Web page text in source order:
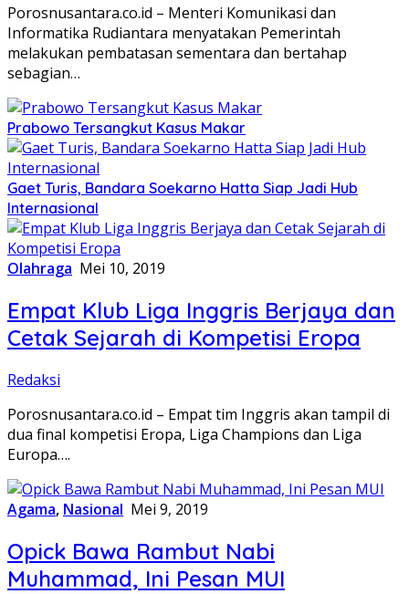
Porosnusantara.co.id – Menteri Komunikasi dan
Informatika Rudiantara menyatakan Pemerintah
melakukan pembatasan sementara dan bertahap
sebagian…
Prabowo Tersangkut Kasus Makar
Gaet Turis, Bandara Soekarno Hatta Siap Jadi Hub
Internasional
Olahraga Mei 10, 2019
Empat Klub Liga Inggris Berjaya dan
Cetak Sejarah di Kompetisi Eropa
Redaksi
Porosnusantara.co.id – Empat tim Inggris akan tampil di
dua final kompetisi Eropa, Liga Champions dan Liga
Europa….
Agama, Nasional Mei 9, 2019
Opick Bawa Rambut Nabi
Muhammad, Ini Pesan MUI